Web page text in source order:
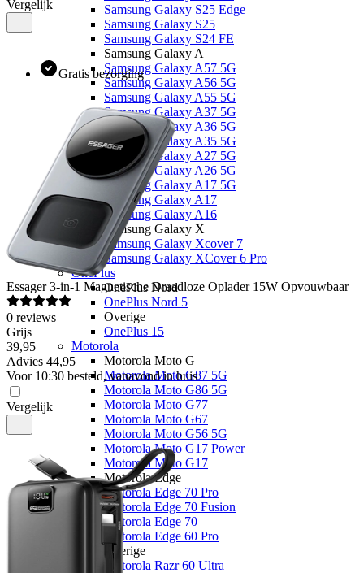
Samsung Galaxy S25 Edge
Samsung Galaxy S25
Samsung Galaxy S24 FE
Samsung Galaxy A
Samsung Galaxy A57 5G
Samsung Galaxy A56 5G
Samsung Galaxy A55 5G
Samsung Galaxy A37 5G
Samsung Galaxy A36 5G
Samsung Galaxy A35 5G
Samsung Galaxy A27 5G
Samsung Galaxy A26 5G
Samsung Galaxy A17 5G
Samsung Galaxy A17
Samsung Galaxy A16
Samsung Galaxy X
Samsung Galaxy Xcover 7
Samsung Galaxy XCover 6 Pro
OnePlus
OnePlus Nord
OnePlus Nord 5
Overige
OnePlus 15
Motorola
Motorola Moto G
Motorola Moto G87 5G
Motorola Moto G86 5G
Motorola Moto G77
Motorola Moto G67
Motorola Moto G56 5G
Motorola Moto G17 Power
Motorola Moto G17
Motorola Edge
Motorola Edge 70 Pro
Motorola Edge 70 Fusion
Motorola Edge 70
Motorola Edge 60 Pro
Overige
Motorola Razr 60 Ultra
Vergelijk
Gratis bezorging
Essager 3-in-1 Magnetische Draadloze Oplader 15W Opvouwbaar
0 reviews
Grijs
39,95
Advies 44,95
Voor 10:30 besteld, vanavond in huis
Vergelijk